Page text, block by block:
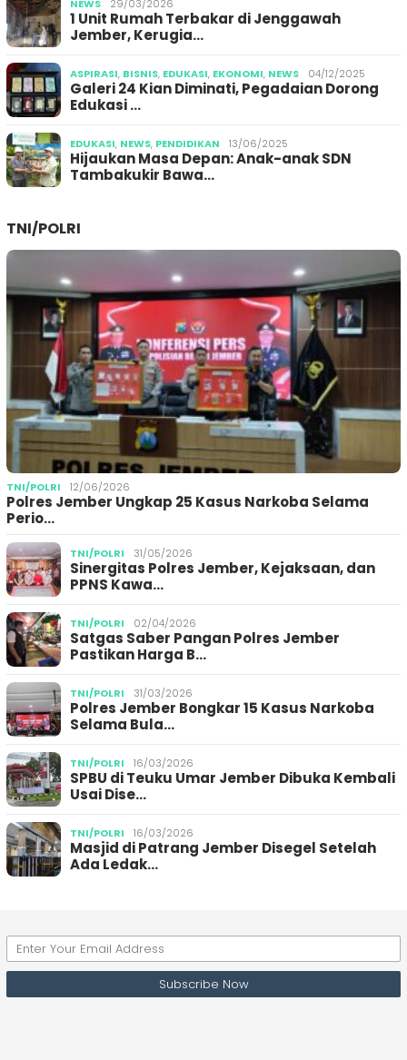
NEWS 29/03/2026
1 Unit Rumah Terbakar di Jenggawah
Jember, Kerugia…
ASPIRASI, BISNIS, EDUKASI, EKONOMI, NEWS 04/12/2025
Galeri 24 Kian Diminati, Pegadaian Dorong
Edukasi …
EDUKASI, NEWS, PENDIDIKAN 13/06/2025
Hijaukan Masa Depan: Anak-anak SDN
Tambakukir Bawa…
TNI/POLRI
TNI/POLRI 12/06/2026
Polres Jember Ungkap 25 Kasus Narkoba Selama
Perio…
TNI/POLRI 31/05/2026
Sinergitas Polres Jember, Kejaksaan, dan
PPNS Kawa…
TNI/POLRI 02/04/2026
Satgas Saber Pangan Polres Jember
Pastikan Harga B…
TNI/POLRI 31/03/2026
Polres Jember Bongkar 15 Kasus Narkoba
Selama Bula…
TNI/POLRI 16/03/2026
SPBU di Teuku Umar Jember Dibuka Kembali
Usai Dise…
TNI/POLRI 16/03/2026
Masjid di Patrang Jember Disegel Setelah
Ada Ledak…